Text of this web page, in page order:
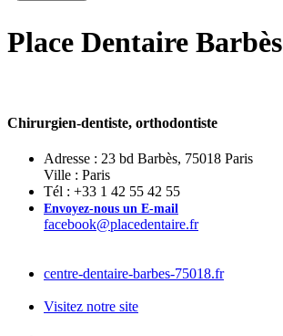
Place Dentaire Barbès
Chirurgien-dentiste, orthodontiste
Adresse : 23 bd Barbès, 75018 Paris
Ville : Paris
Tél : +33 1 42 55 42 55
Envoyez-nous un E-mail
facebook@placedentaire.fr
centre-dentaire-barbes-75018.fr
Visitez notre site